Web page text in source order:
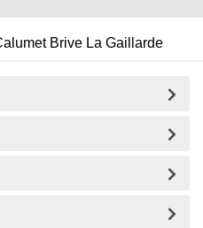
Brive La Gaillarde